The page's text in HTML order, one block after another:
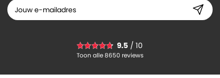
9.5 / 10
Toon alle 8650 reviews